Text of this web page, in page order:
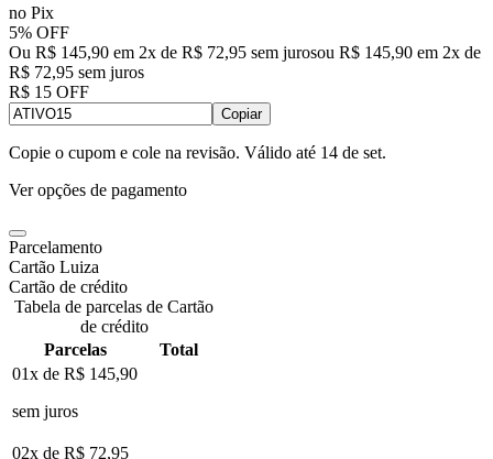
no Pix
5% OFF
Ou R$ 145,90 em 2x de R$ 72,95 sem jurosou R$ 145,90 em 2x de
R$ 72,95 sem juros
R$ 15 OFF
Copiar
Copie o cupom e cole na revisão. Válido até 14 de set.
Ver opções de pagamento
Parcelamento
Cartão Luiza
Cartão de crédito
Tabela de parcelas de Cartão
de crédito
Parcelas
Total
01x de R$ 145,90
sem juros
02x de R$ 72,95